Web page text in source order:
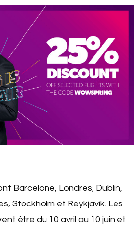
Barcelone, Londres, Dublin,
Stockholm et Reykjavik. Les
être du 10 avril au 10 juin et